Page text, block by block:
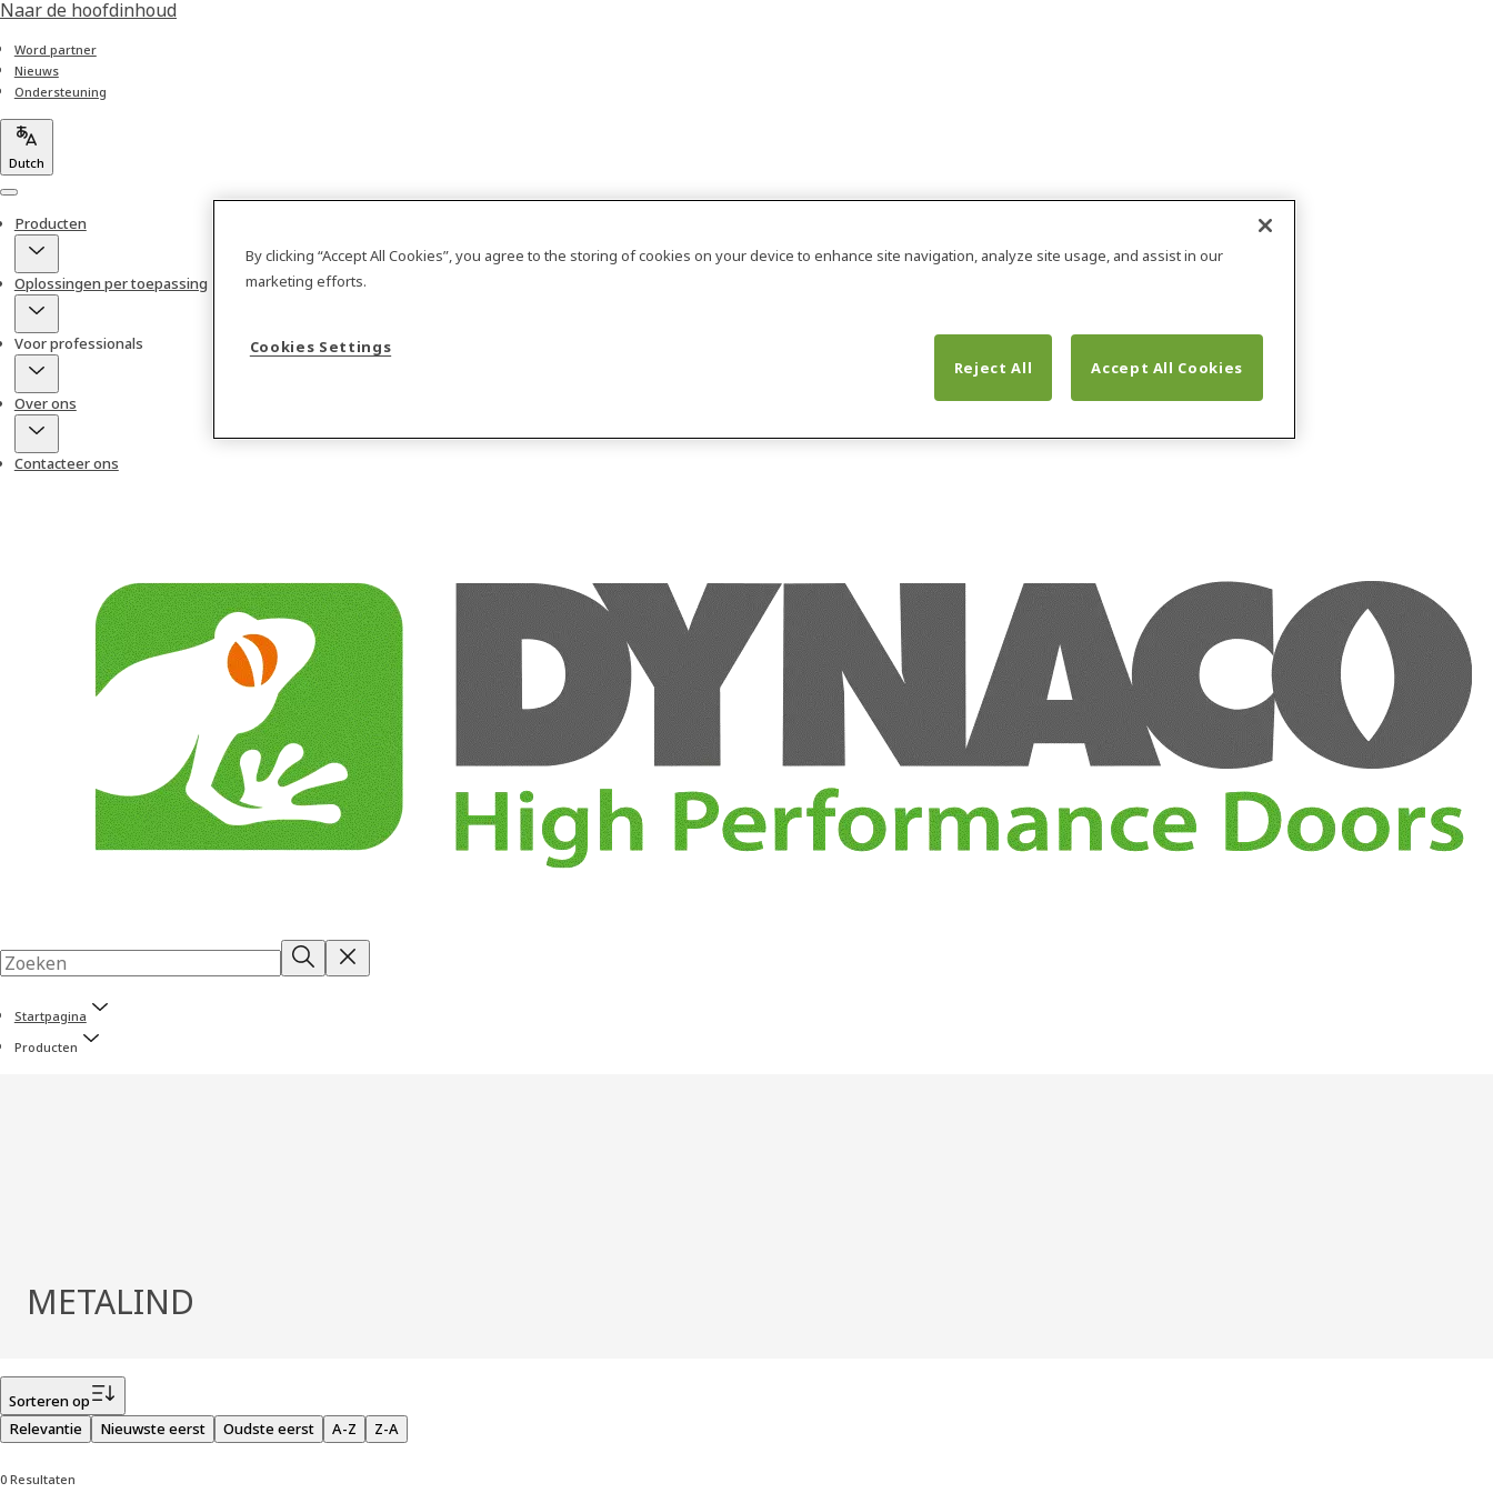
Naar de hoofdinhoud
Word partner
Nieuws
Ondersteuning
Dutch
Menu
Producten
Oplossingen per toepassing
Voor professionals
Over ons
Contacteer ons
Startpagina
Producten
METALIND
Sorteren op
Relevantie
Nieuwste eerst Oudste eerst A-Z Z-A
0 Resultaten
By clicking “Accept All Cookies”, you agree to the storing of cookies on your device to enhance site navigation, analyze site usage, and assist in our
marketing efforts.
Cookies Settings
Reject All
Accept All Cookies